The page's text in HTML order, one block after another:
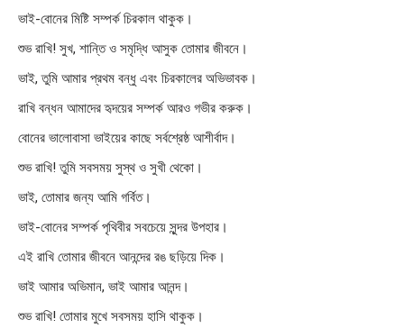
ভাই-বোনের মিষ্টি সম্পর্ক চিরকাল থাকুক।
শুভ রাখি! সুখ, শান্তি ও সমৃদ্ধি আসুক তোমার জীবনে।
ভাই, তুমি আমার প্রথম বন্ধু এবং চিরকালের অভিভাবক।
রাখি বন্ধন আমাদের হৃদয়ের সম্পর্ক আরও গভীর করুক।
বোনের ভালোবাসা ভাইয়ের কাছে সর্বশ্রেষ্ঠ আশীর্বাদ।
শুভ রাখি! তুমি সবসময় সুস্থ ও সুখী থেকো।
ভাই, তোমার জন্য আমি গর্বিত।
ভাই-বোনের সম্পর্ক পৃথিবীর সবচেয়ে সুন্দর উপহার।
এই রাখি তোমার জীবনে আনন্দের রঙ ছড়িয়ে দিক।
ভাই আমার অভিমান, ভাই আমার আনন্দ।
শুভ রাখি! তোমার মুখে সবসময় হাসি থাকুক।